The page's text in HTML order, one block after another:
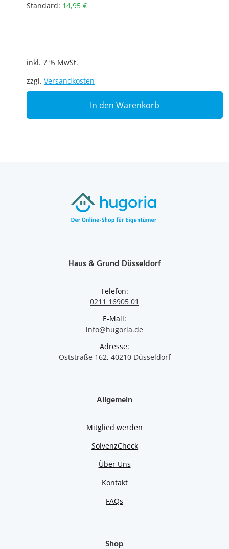
Standard: 14,95 €
inkl. 7 % MwSt.
zzgl. Versandkosten
In den Warenkorb
Haus & Grund Düsseldorf
Telefon:
0211 16905 01
E-Mail:
info@hugoria.de
Adresse:
Oststraße 162, 40210 Düsseldorf
Allgemein
Mitglied werden
SolvenzCheck
Über Uns
Kontakt
FAQs
Shop